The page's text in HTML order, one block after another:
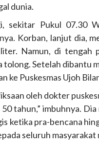
dunia.
sekitar Pukul 07.30
Korban, lanjut dia,
Namun, di tengah
Setelah dibantu
ke Puskesmas Ujoh
oleh dokter
tahun,” imbuhnya.
ketika pra-bencana
seluruh